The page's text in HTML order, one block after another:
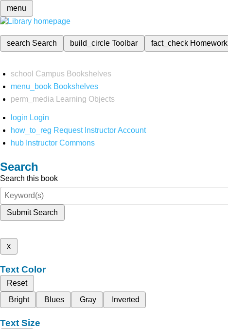
menu
search Search build_circleToolbar fact_check Homework
school Campus Bookshelves
menu_book Bookshelves
perm_media
Learning Objects
login Login
how_to_reg Request Instructor Account
hub Instructor Commons
Search
Search this book
Submit Search
x
Text Color
Reset
Bright
Blues Gray Inverted
Text Size